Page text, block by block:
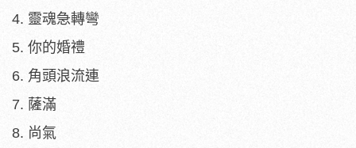
4. 靈魂急轉彎
5. 你的婚禮
6. 角頭浪流連
7. 薩滿
8. 尚氣